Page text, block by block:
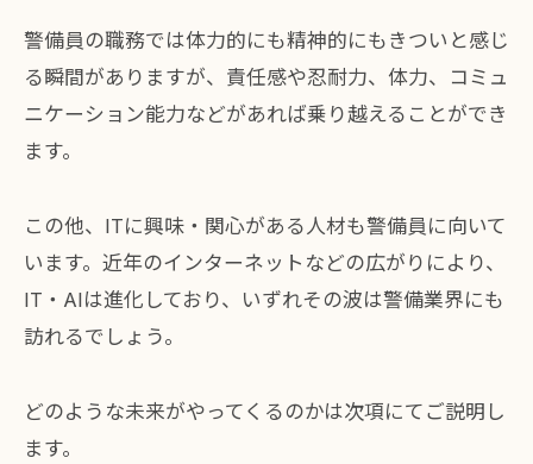
警備員の職務では体力的にも精神的にもきついと感じ
る瞬間がありますが、責任感や忍耐力、体力、コミュ
ニケーション能力などがあれば乗り越えることができ
ます。
この他、ITに興味・関心がある人材も警備員に向いて
います。近年のインターネットなどの広がりにより、
IT・AIは進化しており、いずれその波は警備業界にも
訪れるでしょう。
どのような未来がやってくるのかは次項にてご説明し
ます。